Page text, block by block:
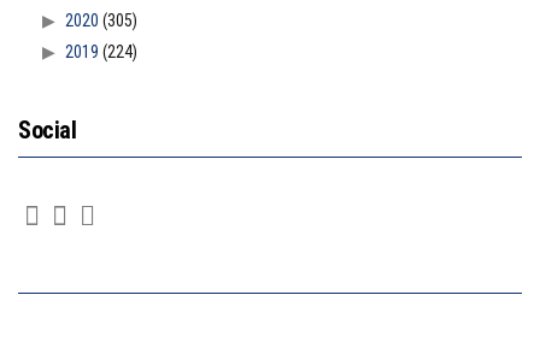
2020 (305)
2019 (224)
Social